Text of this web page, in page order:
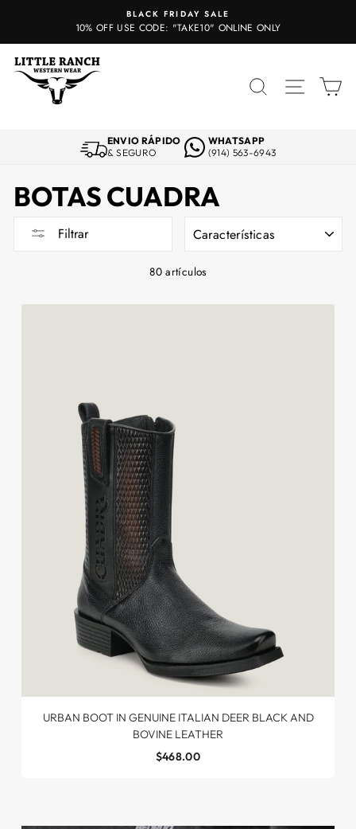
al
contenido
BLACK FRIDAY SALE
10% OFF USE CODE: "TAKE10" ONLINE ONLY
BUSCAR
ENVIO RÁPIDO
& SEGURO
WHATSAPP
(914) 563-6943
BOTAS CUADRA
Filtrar
80 artículos
URBAN BOOT IN GENUINE ITALIAN DEER BLACK AND
BOVINE LEATHER
$468.00